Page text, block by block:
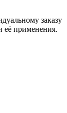
заказу
её применения.